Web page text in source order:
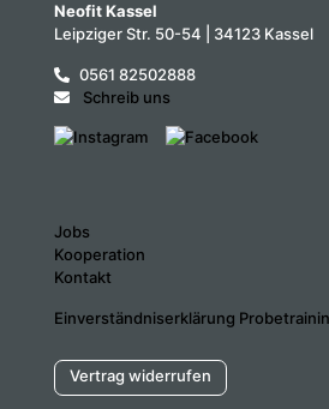
Neofit Kassel
Leipziger Str. 50-54 | 34123 Kassel
0561 82502888
Schreib uns
Jobs
Kooperation
Kontakt
Einverständniserklärung
Vertrag widerrufen